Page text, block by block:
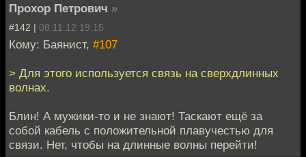
Прохор Петрович »
#142 | 08.11.12 19:15
Кому: Баянист, #107
> Для этого используется связь на сверхдлинных
волнах.
Блин! А мужики-то и не знают! Таскают ещё за
собой кабель с положительной плавучестью для
связи. Нет, чтобы на длинные волны перейти!